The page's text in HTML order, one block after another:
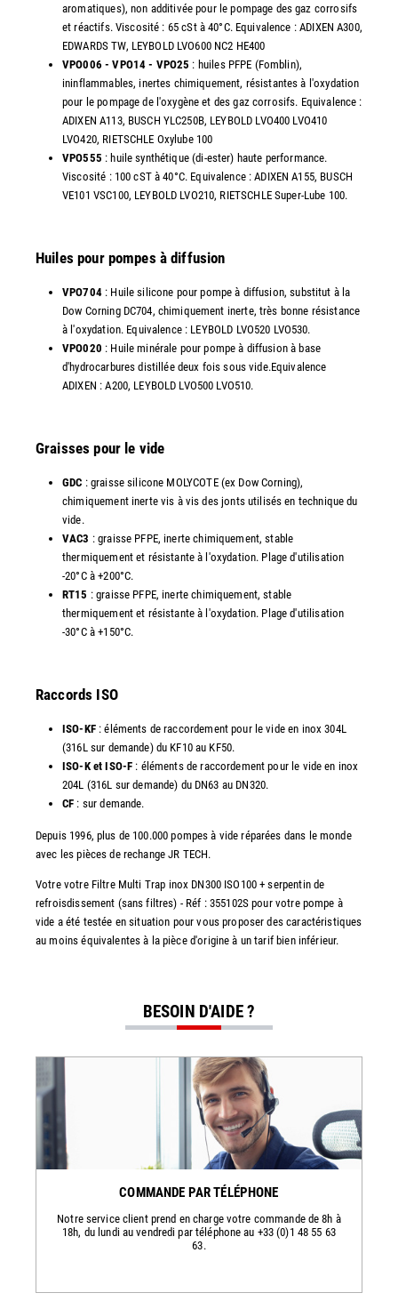
aromatiques), non additivée pour le pompage des gaz corrosifs
et réactifs. Viscosité : 65 cSt à 40°C. Equivalence : ADIXEN A300,
EDWARDS TW, LEYBOLD LVO600 NC2 HE400
VPO006 - VPO14 - VPO25 : huiles PFPE (Fomblin),
ininflammables, inertes chimiquement, résistantes à l'oxydation
pour le pompage de l'oxygène et des gaz corrosifs. Equivalence :
ADIXEN A113, BUSCH YLC250B, LEYBOLD LVO400 LVO410
LVO420, RIETSCHLE Oxylube 100
VPO555 : huile synthétique (di-ester) haute performance.
Viscosité : 100 cST à 40°C. Equivalence : ADIXEN A155, BUSCH
VE101 VSC100, LEYBOLD LVO210, RIETSCHLE Super-Lube 100.
Huiles pour pompes à diffusion
VPO704: Huile silicone pour pompe à diffusion, substitut à la
Dow Corning DC704, chimiquement inerte, très bonne résistance
à l'oxydation. Equivalence : LEYBOLD LVO520 LVO530.
VPO020 : Huile minérale pour pompe à diffusion à base
d'hydrocarbures distillée deux fois sous vide.Equivalence
ADIXEN : A200, LEYBOLD LVO500 LVO510.
Graisses pour le vide
GDC : graisse silicone MOLYCOTE (ex Dow Corning),
chimiquement inerte vis à vis des jonts utilisés en technique du
vide.
VAC3 : graisse PFPE, inerte chimiquement, stable
thermiquement et résistante à l'oxydation. Plage d'utilisation
-20°C à +200°C.
RT15 : graisse PFPE, inerte chimiquement, stable
thermiquement et résistante à l'oxydation. Plage d'utilisation
-30°C à +150°C.
Raccords ISO
ISO-KF: éléments de raccordement pour le vide en inox 304L
(316L sur demande) du KF10 au KF50.
ISO-K et ISO-F : éléments de raccordement pour le vide en inox
204L (316L sur demande) du DN63 au DN320.
CF : sur demande.
Depuis 1996, plus de 100.000 pompes à vide réparées dans le monde
avec les pièces de rechange JR TECH.
Votre votre Filtre Multi Trap inox DN300 ISO100 + serpentin de
refroisdissement (sans filtres) - Réf : 355102S pour votre pompe à
vide a été testée en situation pour vous proposer des caractéristiques
au moins équivalentes à la pièce d'origine à un tarif bien inférieur.
BESOIN D'AIDE ?
COMMANDE PAR TÉLÉPHONE
Notre service client prend en charge votre commande de 8h à
18h, du lundi au vendredi par téléphone au +33 (0)1 48 55 63
63.